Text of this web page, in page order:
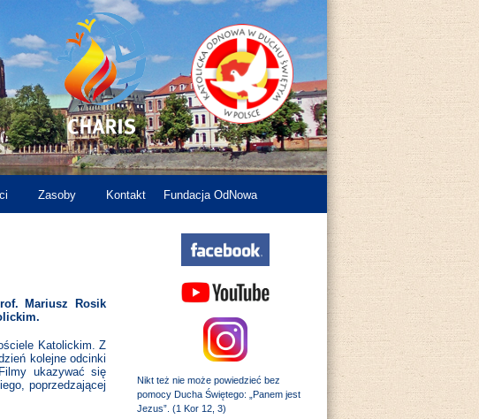
Zasoby Kontakt Fundacja OdNowa
Nikt też nie może powiedzieć bez
pomocy Ducha Świętego: „Panem jest
Jezus”. (1 Kor 12, 3)
Mariusz Rosik
Katolickim. Z
kolejne odcinki
ukazywać się
poprzedzającej